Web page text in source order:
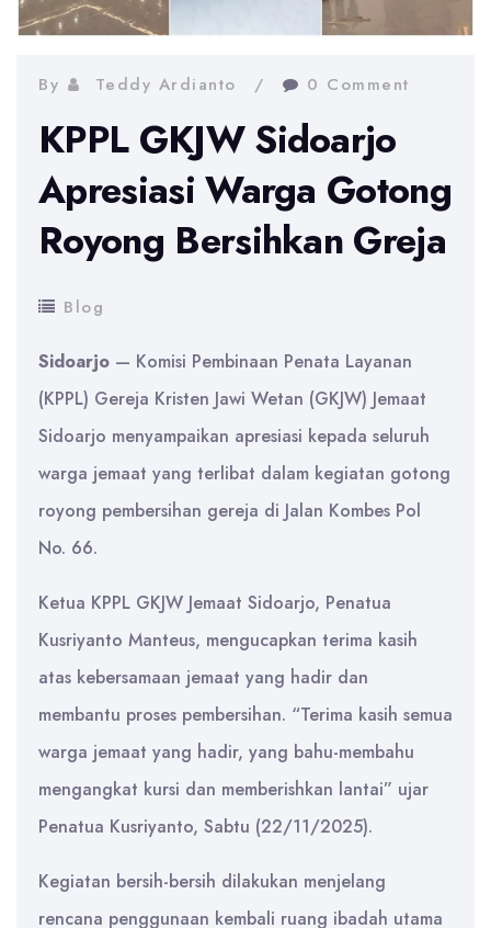
By Teddy Ardianto 0 Comment
KPPL GKJW Sidoarjo
Apresiasi Warga Gotong
Royong Bersihkan Greja
Blog
Sidoarjo — Komisi Pembinaan Penata Layanan
(KPPL) Gereja Kristen Jawi Wetan (GKJW) Jemaat
Sidoarjo menyampaikan apresiasi kepada seluruh
warga jemaat yang terlibat dalam kegiatan gotong
royong pembersihan gereja di Jalan Kombes Pol
No. 66.
Ketua KPPL GKJW Jemaat Sidoarjo, Penatua
Kusriyanto Manteus, mengucapkan terima kasih
atas kebersamaan jemaat yang hadir dan
membantu proses pembersihan. “Terima kasih semua
warga jemaat yang hadir, yang bahu-membahu
mengangkat kursi dan memberishkan lantai” ujar
Penatua Kusriyanto, Sabtu (22/11/2025).
Kegiatan bersih-bersih dilakukan menjelang
rencana penggunaan kembali ruang ibadah utama